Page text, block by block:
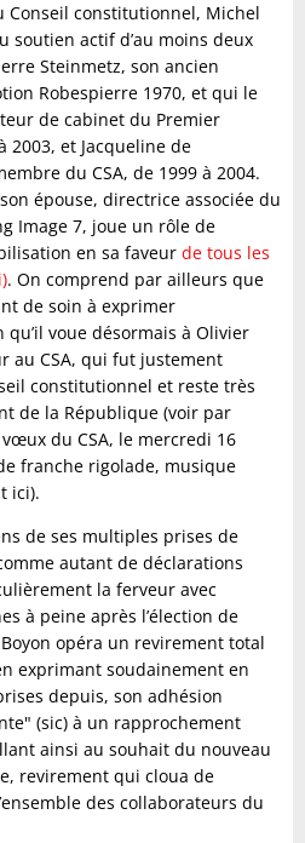
Conseil constitutionnel, Michel
soutien actif d’au moins deux
Steinmetz, son ancien
Robespierre 1970, et qui le
de cabinet du Premier
2003, et Jacqueline de
du CSA, de 1999 à 2004.
épouse, directrice associée du
Image 7, joue un rôle de
en sa faveur de tous les
. On comprend par ailleurs que
de soin à exprimer
voue désormais à Olivier
au CSA, qui fut justement
constitutionnel et reste très
de la République (voir par
du CSA, le mercredi 16
franche rigolade, musique
ici).
de ses multiples prises de
autant de déclarations
la ferveur avec
à peine après l’élection de
opéra un revirement total
exprimant soudainement en
depuis, son adhésion
(sic) à un rapprochement
ainsi au souhait du nouveau
revirement qui cloua de
des collaborateurs du